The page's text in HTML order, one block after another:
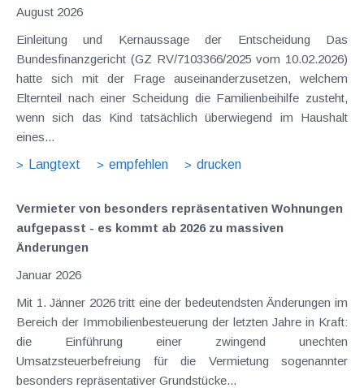
August 2026
Einleitung und Kernaussage der Entscheidung Das
Bundesfinanzgericht (GZ RV/7103366/2025 vom 10.02.2026)
hatte sich mit der Frage auseinanderzusetzen, welchem
Elternteil nach einer Scheidung die Familienbeihilfe zusteht,
wenn sich das Kind tatsächlich überwiegend im Haushalt
eines...
Langtext
empfehlen drucken
Vermieter von besonders repräsentativen Wohnungen
aufgepasst - es kommt ab 2026 zu massiven
Änderungen
Januar 2026
Mit 1. Jänner 2026 tritt eine der bedeutendsten Änderungen im
Bereich der Immobilienbesteuerung der letzten Jahre in Kraft:
die Einführung einer zwingend unechten
Umsatzsteuerbefreiung für die Vermietung sogenannter
besonders repräsentativer Grundstücke...